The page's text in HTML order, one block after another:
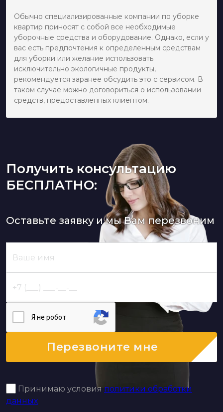
Обычно специализированные компании по уборке
квартир приносят с собой все необходимые
уборочные средства и оборудование. Однако, если у
вас есть предпочтения к определенным средствам
для уборки или желание использовать
исключительно экологичные продукты,
рекомендуется заранее обсудить это с сервисом. В
таком случае можно договориться о использовании
средств, предоставленных клиентом.
Получить консультацию
БЕСПЛАТНО:
Оставьте заявку и мы Вам перезвоним
Я нe poбoт
Перезвоните мне
Принимаю условия политики обработки
данных